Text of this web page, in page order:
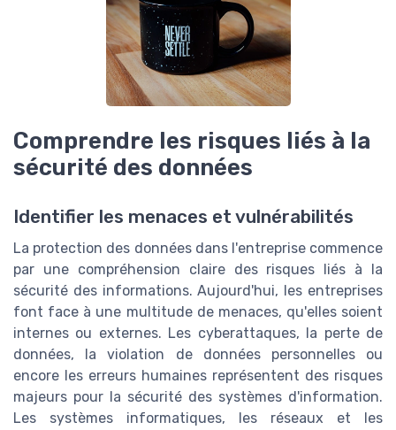
Comprendre les risques liés à la
sécurité des données
Identifier les menaces et vulnérabilités
La protection des données dans l'entreprise commence
par une compréhension claire des risques liés à la
sécurité des informations. Aujourd'hui, les entreprises
font face à une multitude de menaces, qu'elles soient
internes ou externes. Les cyberattaques, la perte de
données, la violation de données personnelles ou
encore les erreurs humaines représentent des risques
majeurs pour la sécurité des systèmes d'information.
Les systèmes informatiques, les réseaux et les